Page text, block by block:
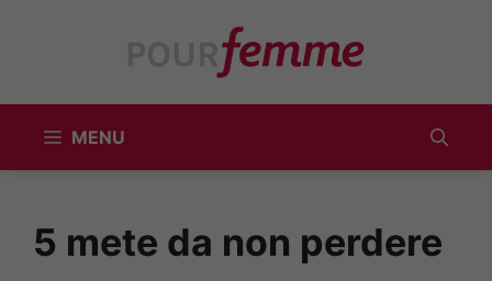
MENU
5 mete da non perdere